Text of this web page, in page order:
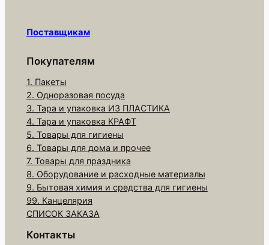
а
р
Т
а
р
е
л
к
а
с
у
о
Поставщикам
Покупателям
1. Пакеты
2. Одноразовая посуда
3. Тара и упаковка ИЗ ПЛАСТИКА
4. Тара и упаковка КРАФТ
5. Товары для гигиены
6. Товары для дома и прочее
7. Товары для праздника
8. Оборудование и расходные материалы
9. Бытовая химия и средства для гигиены
99. Канцелярия
СПИСОК ЗАКАЗА
Контакты